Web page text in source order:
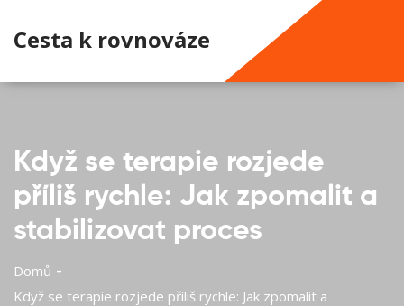
Cesta k rovnováze
Když se terapie rozjede
příliš rychle: Jak zpomalit a
stabilizovat proces
Domů
Když se terapie rozjede příliš rychle: Jak zpomalit a